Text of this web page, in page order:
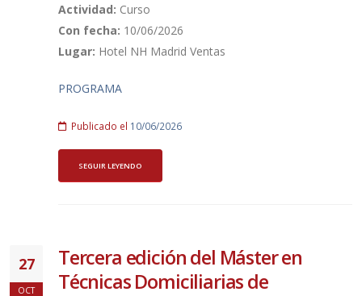
Actividad: Curso
Con fecha: 10/06/2026
Lugar: Hotel NH Madrid Ventas
PROGRAMA
Publicado el 10/06/2026
SEGUIR LEYENDO
27
OCT
Tercera edición del Máster en
Técnicas Domiciliarias de